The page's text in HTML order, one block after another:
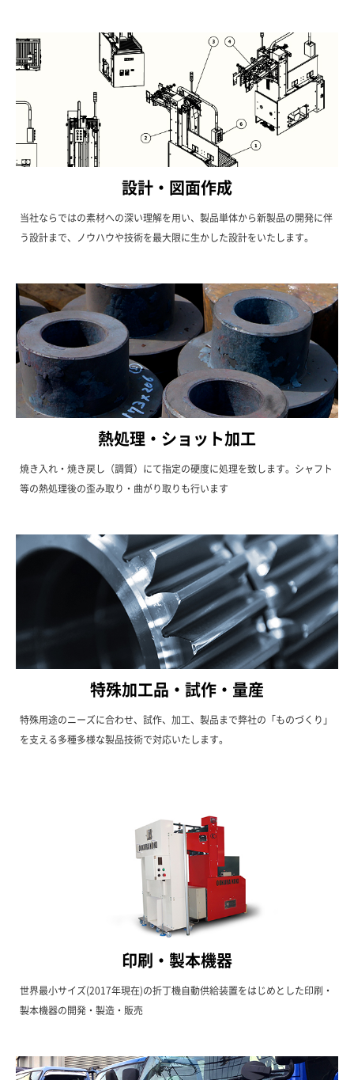
設計・図面作成
当社ならではの素材への深い理解を用い、製品単体から新製品の開発に伴
う設計まで、ノウハウや技術を最大限に生かした設計をいたします。
熱処理・ショット加工
焼き入れ・焼き戻し（調質）にて指定の硬度に処理を致します。シャフト
等の熱処理後の歪み取り・曲がり取りも行います
特殊加工品・試作・量産
特殊用途のニーズに合わせ、試作、加工、製品まで弊社の「ものづくり」
を支える多種多様な製品技術で対応いたします。
印刷・製本機器
世界最小サイズ(2017年現在)の折丁機自動供給装置をはじめとした印刷・
製本機器の開発・製造・販売